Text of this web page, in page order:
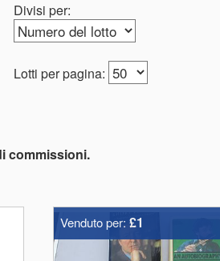
Divisi per:
Lotti per pagina:
commissioni.
Venduto per: £1